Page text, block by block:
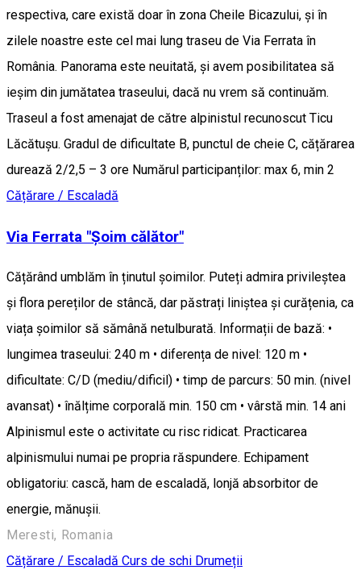
respectiva, care există doar în zona Cheile Bicazului, și în
zilele noastre este cel mai lung traseu de Via Ferrata în
România. Panorama este neuitată, și avem posibilitatea să
ieșim din jumătatea traseului, dacă nu vrem să continuăm.
Traseul a fost amenajat de către alpinistul recunoscut Ticu
Lăcătușu. Gradul de dificultate B, punctul de cheie C, cățărarea
durează 2/2,5 – 3 ore Numărul participanților: max 6, min 2
Cățărare / Escaladă
Via Ferrata "Șoim călător"
Cățărând umblăm în ținutul șoimilor. Puteți admira privileștea
și flora pereților de stâncă, dar păstrați liniștea și curățenia, ca
viața șoimilor să sămână netulburată. Informații de bază: •
lungimea traseului: 240 m • diferența de nivel: 120 m •
dificultate: C/D (mediu/dificil) • timp de parcurs: 50 min. (nivel
avansat) • înălțime corporală min. 150 cm • vârstă min. 14 ani
Alpinismul este o activitate cu risc ridicat. Practicarea
alpinismului numai pe propria răspundere. Echipament
obligatoriu: cască, ham de escaladă, lonjă absorbitor de
energie, mănușii.
Meresti, Romania
Cățărare / Escaladă Curs de schi Drumeții